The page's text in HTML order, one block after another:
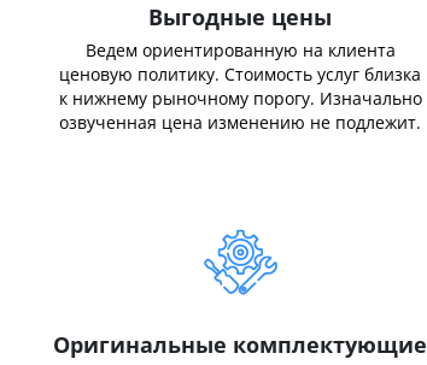
Выгодные цены
Ведем ориентированную на клиента
ценовую политику. Стоимость услуг близка
к нижнему рыночному порогу. Изначально
озвученная цена изменению не подлежит.
Оригинальные комплектующие